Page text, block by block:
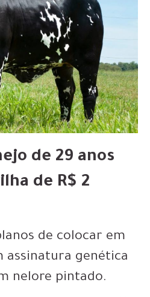
de 29 anos
de R$ 2
de colocar em
assinatura genética
nelore pintado.